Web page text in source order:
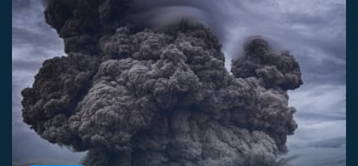
Témata
Pořady
TV Program
Časopis